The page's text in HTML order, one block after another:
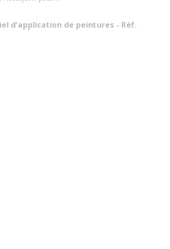
d'application de peintures - Réf.